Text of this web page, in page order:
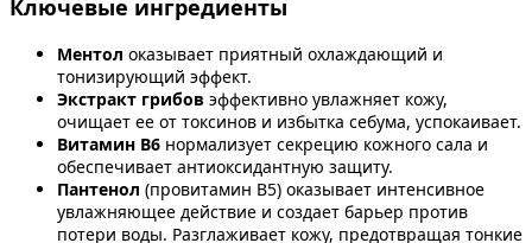
Ключевые ингредиенты
Ментол оказывает приятный охлаждающий и
тонизирующий эффект.
Экстракт грибов эффективно увлажняет кожу,
очищает ее от токсинов и избытка себума, успокаивает.
Витамин B6 нормализует секрецию кожного сала и
обеспечивает антиоксидантную защиту.
Пантенол (провитамин B5) оказывает интенсивное
увлажняющее действие и создает барьер против
потери воды. Разглаживает кожу, предотвращая тонкие